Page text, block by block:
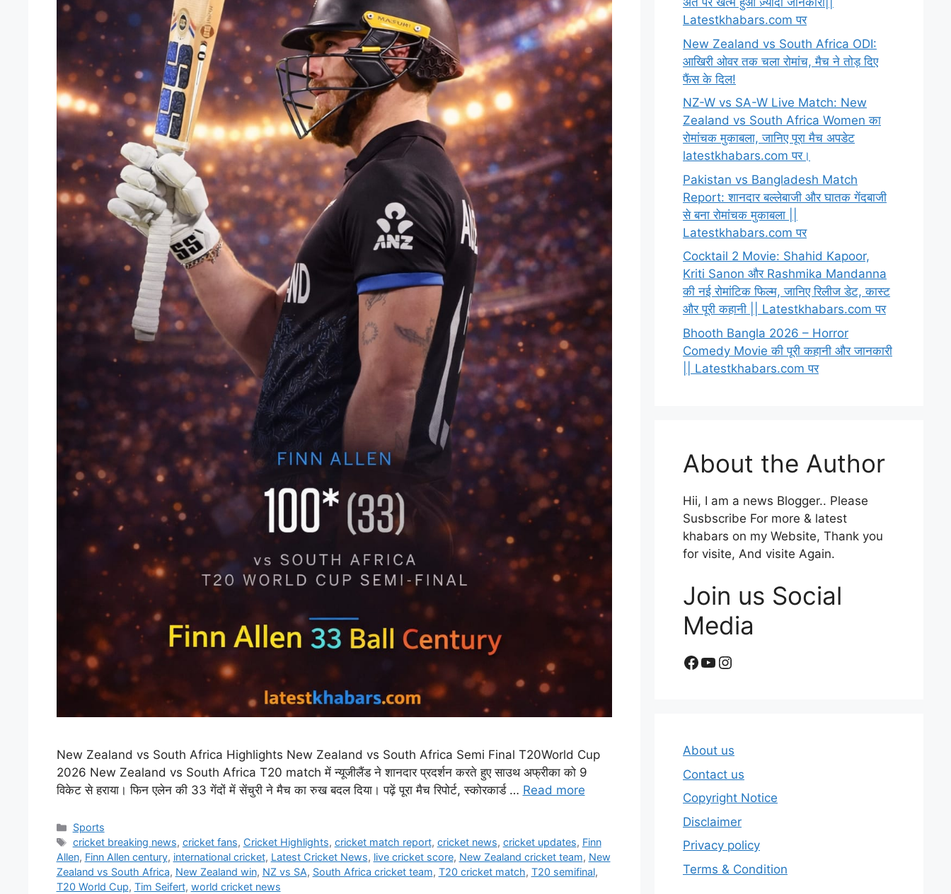
New Zealand vs South Africa Highlights New Zealand vs South Africa Semi Final T20World Cup
2026 New Zealand vs South Africa T20 match में न्यूजीलैंड ने शानदार प्रदर्शन करते हुए साउथ अफ्रीका को 9
विकेट से हराया। फिन एलेन की 33 गेंदों में सेंचुरी ने मैच का रुख बदल दिया। पढ़ें पूरा मैच रिपोर्ट, स्कोरकार्ड … Read more
Categories
Sports
Tags
cricket breaking news, cricket fans, Cricket Highlights, cricket match report, cricket news, cricket updates, Finn
Allen, Finn Allen century, international cricket, Latest Cricket News, live cricket score, New Zealand cricket team, New
Zealand vs South Africa, New Zealand win, NZ vs SA, South Africa cricket team, T20 cricket match, T20 semifinal,
T20 World Cup, Tim Seifert, world cricket news
Latestkhabars.com पर
New Zealand vs South Africa ODI:
आखिरी ओवर तक चला रोमांच, मैच ने तोड़ दिए
फैंस के दिल!
NZ-W vs SA-W Live Match: New
Zealand vs South Africa Women का
रोमांचक मुकाबला, जानिए पूरा मैच अपडेट
latestkhabars.com पर।
Pakistan vs Bangladesh Match
Report: शानदार बल्लेबाजी और घातक गेंदबाजी
से बना रोमांचक मुकाबला ||
Latestkhabars.com पर
Cocktail 2 Movie: Shahid Kapoor,
Kriti Sanon और Rashmika Mandanna
की नई रोमांटिक फिल्म, जानिए रिलीज डेट, कास्ट
और पूरी कहानी || Latestkhabars.com पर
Bhooth Bangla 2026 – Horror
Comedy Movie की पूरी कहानी और जानकारी
|| Latestkhabars.com पर
About the Author
Hii, I am a news Blogger.. Please
Susbscribe For more & latest
khabars on my Website, Thank you
for visite, And visite Again.
Join us Social
Media
Facebook
YouTube
Instagram
About us
Contact us
Copyright Notice
Disclaimer
Privacy policy
Terms & Condition